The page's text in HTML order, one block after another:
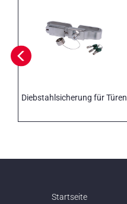
Diebstahlsicherung für Türen
Startseite